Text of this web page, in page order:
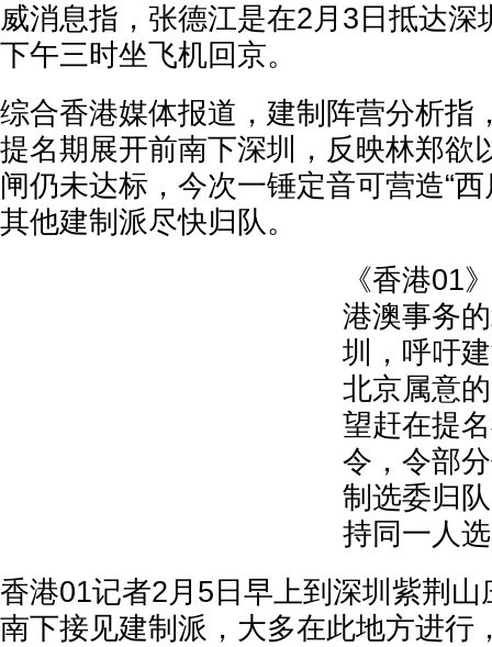
威消息指，张德江是在2月3日抵达深
下午三时坐飞机回京。
综合香港媒体报道，建制阵营分析指
提名期展开前南下深圳，反映林郑欲
闸仍未达标，今次一锤定音可营造“
其他建制派尽快归队。
《香港01
港澳事务
圳，呼吁
北京属意
望赶在提
令，令部
制选委归
持同一人
香港01记者2月5日早上到深圳紫荆
南下接见建制派，大多在此地方进行